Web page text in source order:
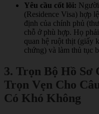
Yêu cầu cốt lõi:
(Residence Visa) hợp
định của chính phủ
chỗ ở phù hợp. Họ
quan hệ ruột thịt (giấy
chứng) và làm thủ tục
3. Trọn Bộ Hồ Sơ
Trọn Vẹn Cho
Có Khó Không